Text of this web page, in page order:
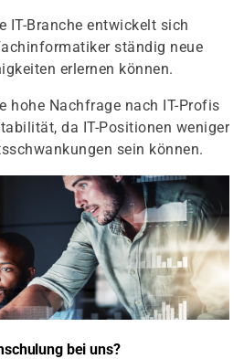
IT-Branche entwickelt sich
ständig neue
erlernen können.
hohe Nachfrage nach IT-Profis
da IT-Positionen weniger
sein können.
bei uns?